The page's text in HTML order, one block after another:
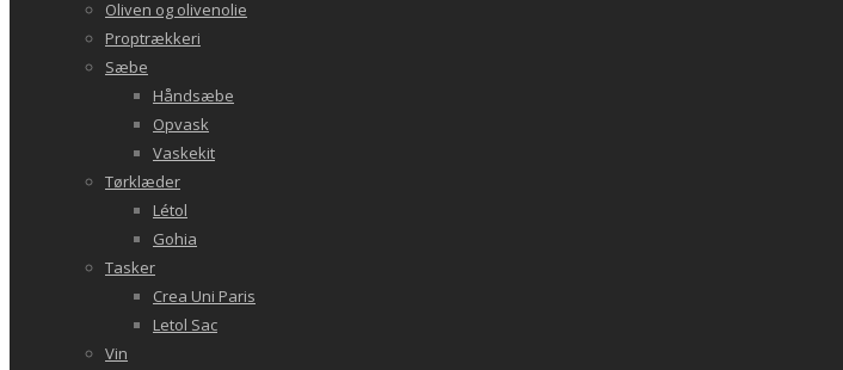
Oliven og olivenolie
Proptrækkeri
Sæbe
Håndsæbe
Opvask
Vaskekit
Tørklæder
Létol
Gohia
Tasker
Crea Uni Paris
Letol Sac
Vin